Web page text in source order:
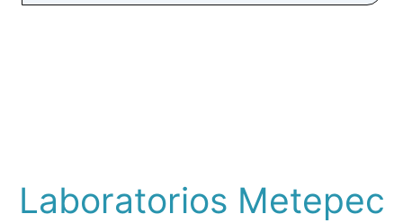
Laboratorios Metepec